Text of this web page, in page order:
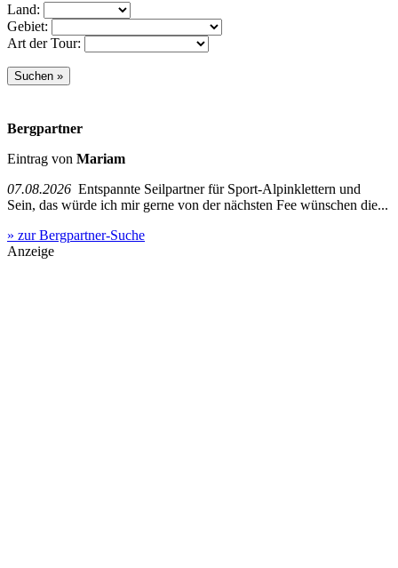
Land:
Gebiet:
Art der Tour:
Bergpartner
Eintrag von Mariam
07.08.2026 Entspannte Seilpartner für Sport-Alpinklettern und
Sein, das würde ich mir gerne von der nächsten Fee wünschen die...
» zur Bergpartner-Suche
Anzeige